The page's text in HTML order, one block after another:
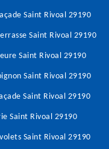
Saint Rivoal 29190
Saint Rivoal 29190
Saint Rivoal 29190
Saint Rivoal 29190
Saint Rivoal 29190
Saint Rivoal 29190
Saint Rivoal 29190